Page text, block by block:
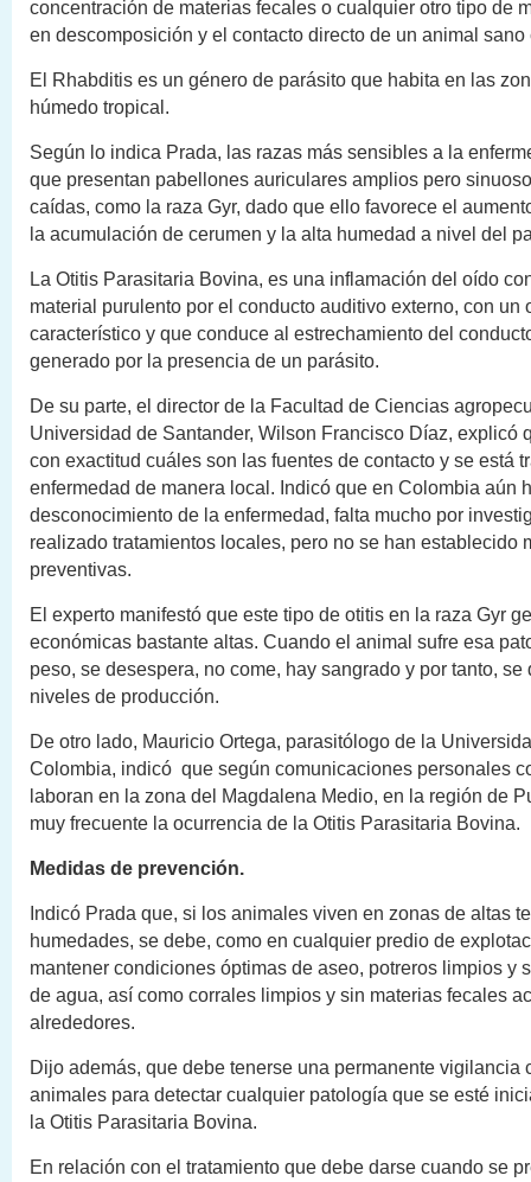
concentración de materias fecales o cualquier otro tipo de
en descomposición y el contacto directo de un animal sano
El Rhabditis es un género de parásito que habita en las
húmedo tropical.
Según lo indica Prada, las razas más sensibles a la
que presentan pabellones auriculares amplios pero
caídas, como la raza Gyr, dado que ello favorece el
la acumulación de cerumen y la alta humedad a nivel del
La Otitis Parasitaria Bovina, es una inflamación del oído
material purulento por el conducto auditivo externo, con un
característico y que conduce al estrechamiento del
generado por la presencia de un parásito.
De su parte, el director de la Facultad de Ciencias
Universidad de Santander, Wilson Francisco Díaz, explicó
con exactitud cuáles son las fuentes de contacto y se está
enfermedad de manera local. Indicó que en Colombia aún
desconocimiento de la enfermedad, falta mucho por
realizado tratamientos locales, pero no se han establecido
preventivas.
El experto manifestó que este tipo de otitis en la raza Gyr
económicas bastante altas. Cuando el animal sufre esa
peso, se desespera, no come, hay sangrado y por tanto,
niveles de producción.
De otro lado, Mauricio Ortega, parasitólogo de la
Colombia, indicó que según comunicaciones personales
laboran en la zona del Magdalena Medio, en la región de
muy frecuente la ocurrencia de la Otitis Parasitaria Bovina.
Medidas de prevención.
Indicó Prada que, si los animales viven en zonas de altas
humedades, se debe, como en cualquier predio de
mantener condiciones óptimas de aseo, potreros limpios y
de agua, así como corrales limpios y sin materias fecales
alrededores.
Dijo además, que debe tenerse una permanente vigilancia
animales para detectar cualquier patología que se esté
la Otitis Parasitaria Bovina.
En relación con el tratamiento que debe darse cuando se